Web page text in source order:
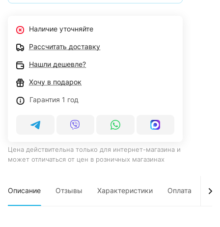
Наличие уточняйте
Рассчитать доставку
Нашли дешевле?
Хочу в подарок
Гарантия 1 год
Цена действительна только для интернет-магазина и
может отличаться от цен в розничных магазинах
Описание Отзывы Характеристики Оплата